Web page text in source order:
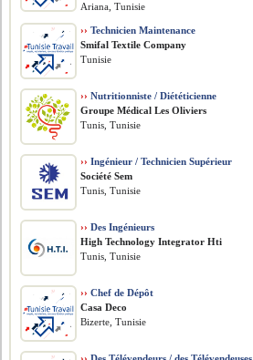
Ariana, Tunisie
›› Technicien Maintenance
Smifal Textile Company
Tunisie
›› Nutritionniste / Diététicienne
Groupe Médical Les Oliviers
Tunis, Tunisie
›› Ingénieur / Technicien Supérieur
Société Sem
Tunis, Tunisie
›› Des Ingénieurs
High Technology Integrator Hti
Tunis, Tunisie
›› Chef de Dépôt
Casa Deco
Bizerte, Tunisie